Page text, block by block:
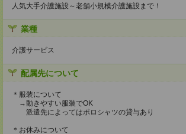
人気大手介護施設～老舗小規模介護施設まで！
業種
介護サービス
配属先について
＊服装について
→動きやすい服装でOK
派遣先によってはポロシャツの貸与あり
＊お休みについて